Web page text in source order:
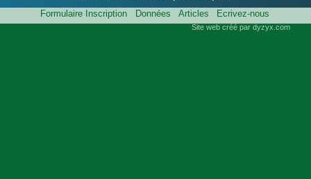
Formulaire Inscription Données Articles Ecrivez-nous
Site web créé par dyzyx.com